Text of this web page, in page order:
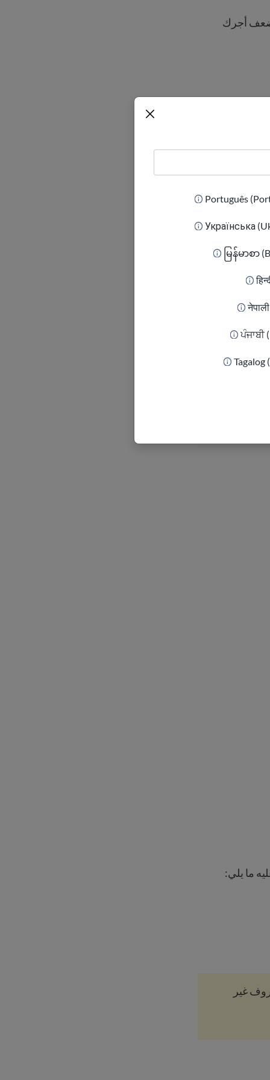
Português
Українська
မြန်မာစာ
ਪੰਜਾਬੀ
Tagalog
أكثر من 40 ساعة أسبوعيًا، يجب أن تتقاضى أجرًا إضافيًا بمعدل 1.5 ضعف أجرك
الأجر سنويًا إذا كان
أو المدن
ما يلي:
غير